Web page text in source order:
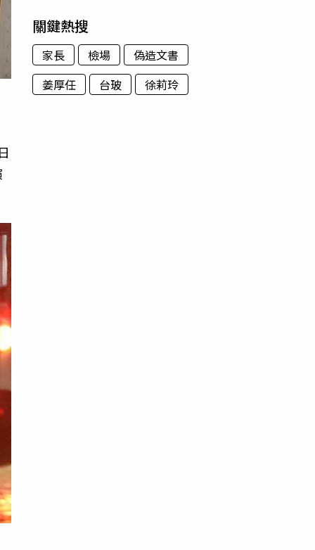
關鍵熱搜
家長 檢場
偽造文書
姜厚任
台玻 徐莉玲